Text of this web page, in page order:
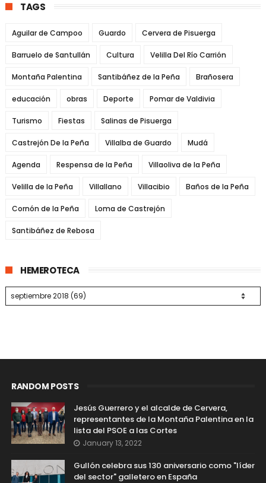
TAGS
Aguilar de Campoo Guardo Cervera de Pisuerga
Barruelo de Santullán Cultura Velilla Del Río Carrión
Montaña Palentina Santibáñez de la Peña Brañosera
educación obras Deporte Pomar de Valdivia
Turismo Fiestas Salinas de Pisuerga
Castrejón De la Peña Villalba de Guardo Mudá
Agenda Respensa de la Peña Villaoliva de la Peña
Velilla de la Peña Villallano Villacibio Baños de la Peña
Cornón de la Peña Loma de Castrejón
Santibáñez de Rebosa
HEMEROTECA
RANDOM POSTS
Jesús Guerrero y el alcalde de Cervera,
representantes de la Montaña Palentina en la
lista del PSOE a las Cortes
January 13, 2022
Gullón celebra sus 130 aniversario como "líder
del sector" galletero en España